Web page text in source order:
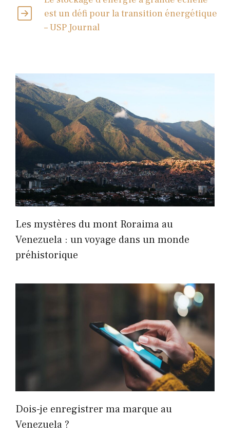
est un défi pour la transition énergétique
– USP Journal
Les mystères du mont Roraima au
Venezuela : un voyage dans un monde
préhistorique
Dois-je enregistrer ma marque au
Venezuela ?